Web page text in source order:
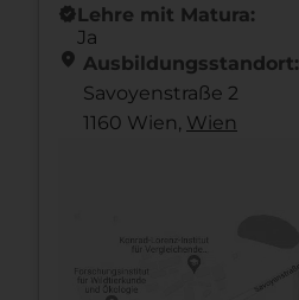
new_releasesLehre mit Matura:
Ja
location_on Ausbildungsstandort:
Savoyenstraße 2
1160 Wien, Wien